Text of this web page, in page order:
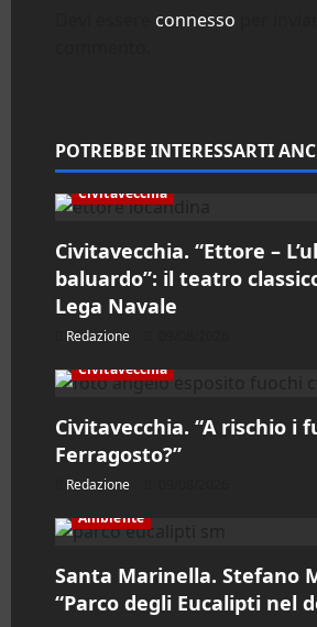
n
e
a
r
t
i
c
o
l
o
connesso
POTREBBE INTERESSARTI
Civitavecchia
Civitavecchia. “Ettore –
baluardo”: il teatro
Lega Navale
Redazione
Civitavecchia
Civitavecchia. “A rischio i
Ferragosto?”
Redazione
Ambiente
Santa Marinella. Stefano
“Parco degli Eucalipti nel